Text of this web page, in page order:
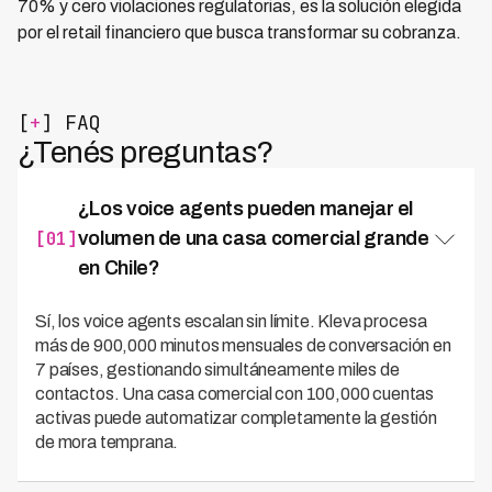
70% y cero violaciones regulatorias, es la solución elegida
por el retail financiero que busca transformar su cobranza.
[+] FAQ
¿Tenés preguntas?
[01]
¿Los voice agents pueden manejar el
volumen de una casa comercial grande
en Chile?
Sí, los voice agents escalan sin límite. Kleva procesa
más de 900,000 minutos mensuales de conversación en
7 países, gestionando simultáneamente miles de
contactos. Una casa comercial con 100,000 cuentas
activas puede automatizar completamente la gestión
de mora temprana.